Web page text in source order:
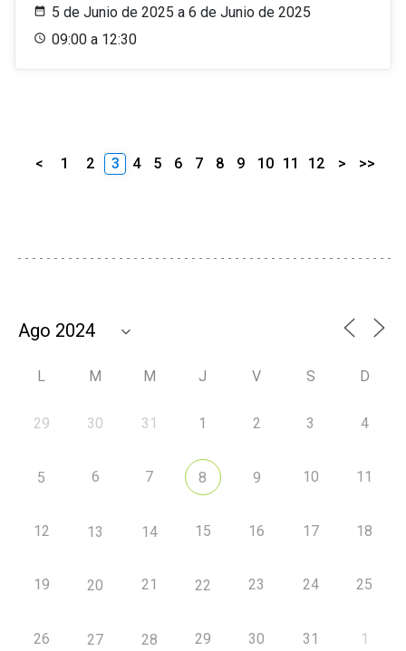
5 de Junio de 2025 a 6 de Junio de 2025
09:00 a 12:30
< 1 2 3 4 5 6 7 8 9 10 11 12 > >>
L M M J V S D
29 30 31 1 2 3 4
5 6 7 8 9 10 11
12 13 14 15 16 17 18
19 20 21 22 23 24 25
26 27 28 29 30 31 1